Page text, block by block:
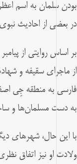
بودن سلمان به اسم
در بعضی از احادیث
بر اساس روایتی از
از ماجرای سقیفه و
فارسی به منطقه جِی
به دست مسلمان‌ها و
با این حال، شهر‌های
ولادت او نیز اتفاق